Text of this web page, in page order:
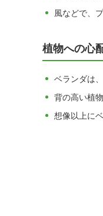
風などで、
植物への心
ベランダは
背の高い植
想像以上に